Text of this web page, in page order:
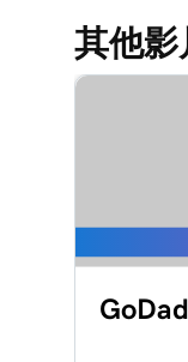
在我
第 14
其他影